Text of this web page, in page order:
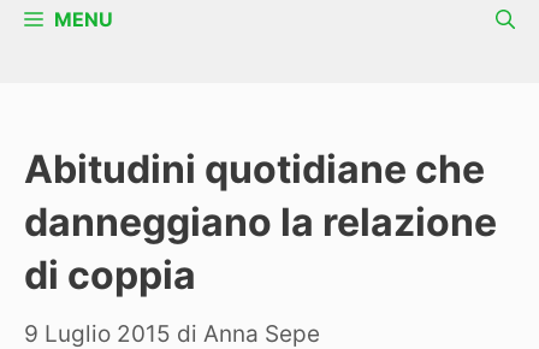
MENU
Abitudini quotidiane che
danneggiano la relazione
di coppia
9 Luglio 2015 di Anna Sepe